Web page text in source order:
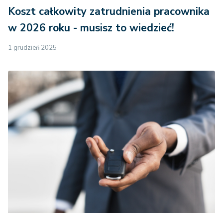
Koszt całkowity zatrudnienia pracownika
w 2026 roku - musisz to wiedzieć!
1 grudzień 2025